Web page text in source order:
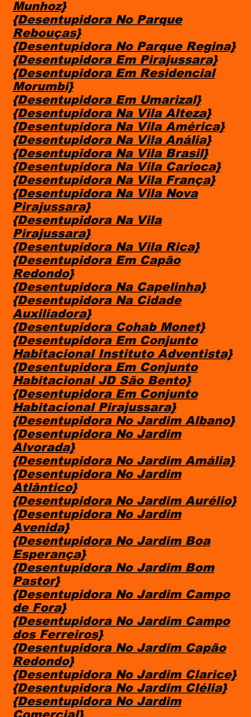
Munhoz}
{Desentupidora No Parque
Rebouças}
{Desentupidora No Parque Regina}
{Desentupidora Em Pirajussara}
{Desentupidora Em Residencial
Morumbi}
{Desentupidora Em Umarizal}
{Desentupidora Na Vila Alteza}
{Desentupidora Na Vila América}
{Desentupidora Na Vila Anália}
{Desentupidora Na Vila Brasil}
{Desentupidora Na Vila Carioca}
{Desentupidora Na Vila França}
{Desentupidora Na Vila Nova
Pirajussara}
{Desentupidora Na Vila
Pirajussara}
{Desentupidora Na Vila Rica}
{Desentupidora Em Capão
Redondo}
{Desentupidora Na Capelinha}
{Desentupidora Na Cidade
Auxiliadora}
{Desentupidora Cohab Monet}
{Desentupidora Em Conjunto
Habitacional Instituto Adventista}
{Desentupidora Em Conjunto
Habitacional JD São Bento}
{Desentupidora Em Conjunto
Habitacional Pirajussara}
{Desentupidora No Jardim Albano}
{Desentupidora No Jardim
Alvorada}
{Desentupidora No Jardim Amália}
{Desentupidora No Jardim
Atlântico}
{Desentupidora No Jardim Aurélio}
{Desentupidora No Jardim
Avenida}
{Desentupidora No Jardim Boa
Esperança}
{Desentupidora No Jardim Bom
Pastor}
{Desentupidora No Jardim Campo
de Fora}
{Desentupidora No Jardim Campo
dos Ferreiros}
{Desentupidora No Jardim Capão
Redondo}
{Desentupidora No Jardim Clarice}
{Desentupidora No Jardim Clélia}
{Desentupidora No Jardim
Comercial}